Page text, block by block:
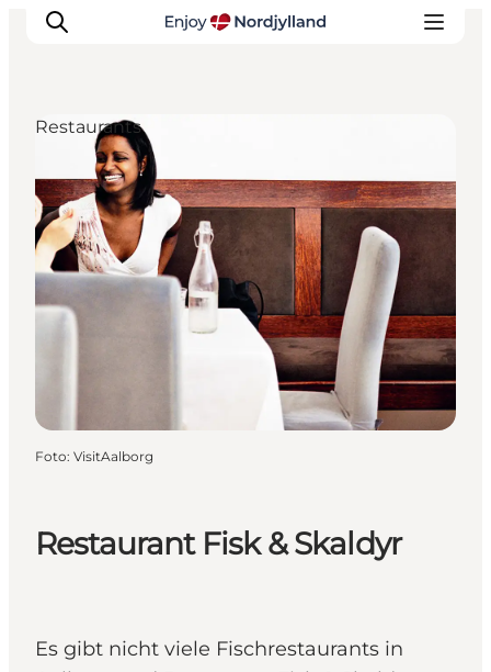
Erlebnisse
Reiseplanung
Destinationen
Guides
Veranstaltungen
Restaurant Fisk & Skaldyr
Es gibt nicht viele Fischrestaurants in
Restaurants
Foto: VisitAalborg